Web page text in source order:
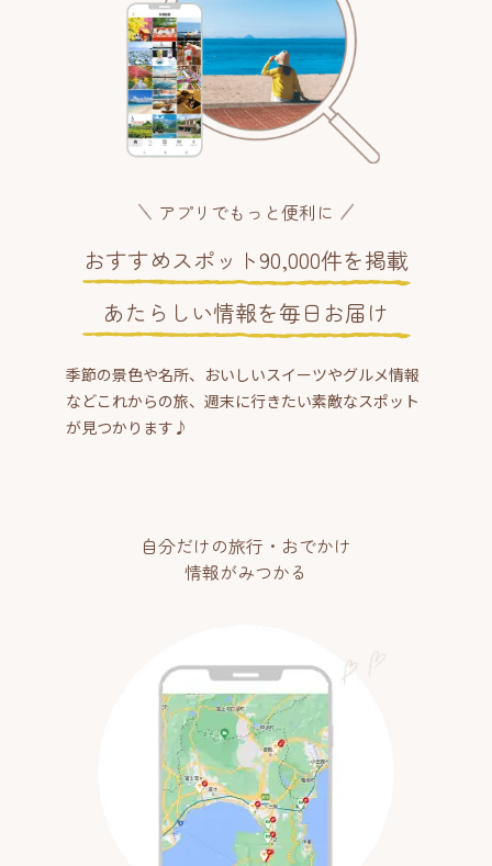
アプリでもっと便利に
おすすめスポット90,000件を掲載
あたらしい情報を毎日お届け
季節の景色や名所、おいしいスイーツやグルメ情報
などこれからの旅、週末に行きたい素敵なスポット
が見つかります♪
自分だけの旅行・おでかけ
情報がみつかる